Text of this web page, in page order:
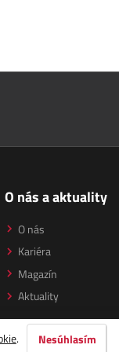
O nás a aktuality
O nás
Kariéra
Magazín
Aktuality
. Nesúhlasím